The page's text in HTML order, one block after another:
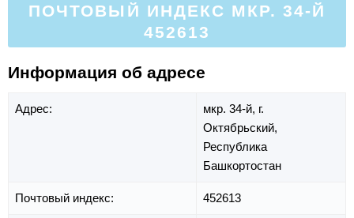
ПОЧТОВЫЙ ИНДЕКС МКР. 34-Й
452613
Информация об адресе
Адрес: мкр. 34-й, г.
Октябрьский,
Республика
Башкортостан
Почтовый индекс: 452613